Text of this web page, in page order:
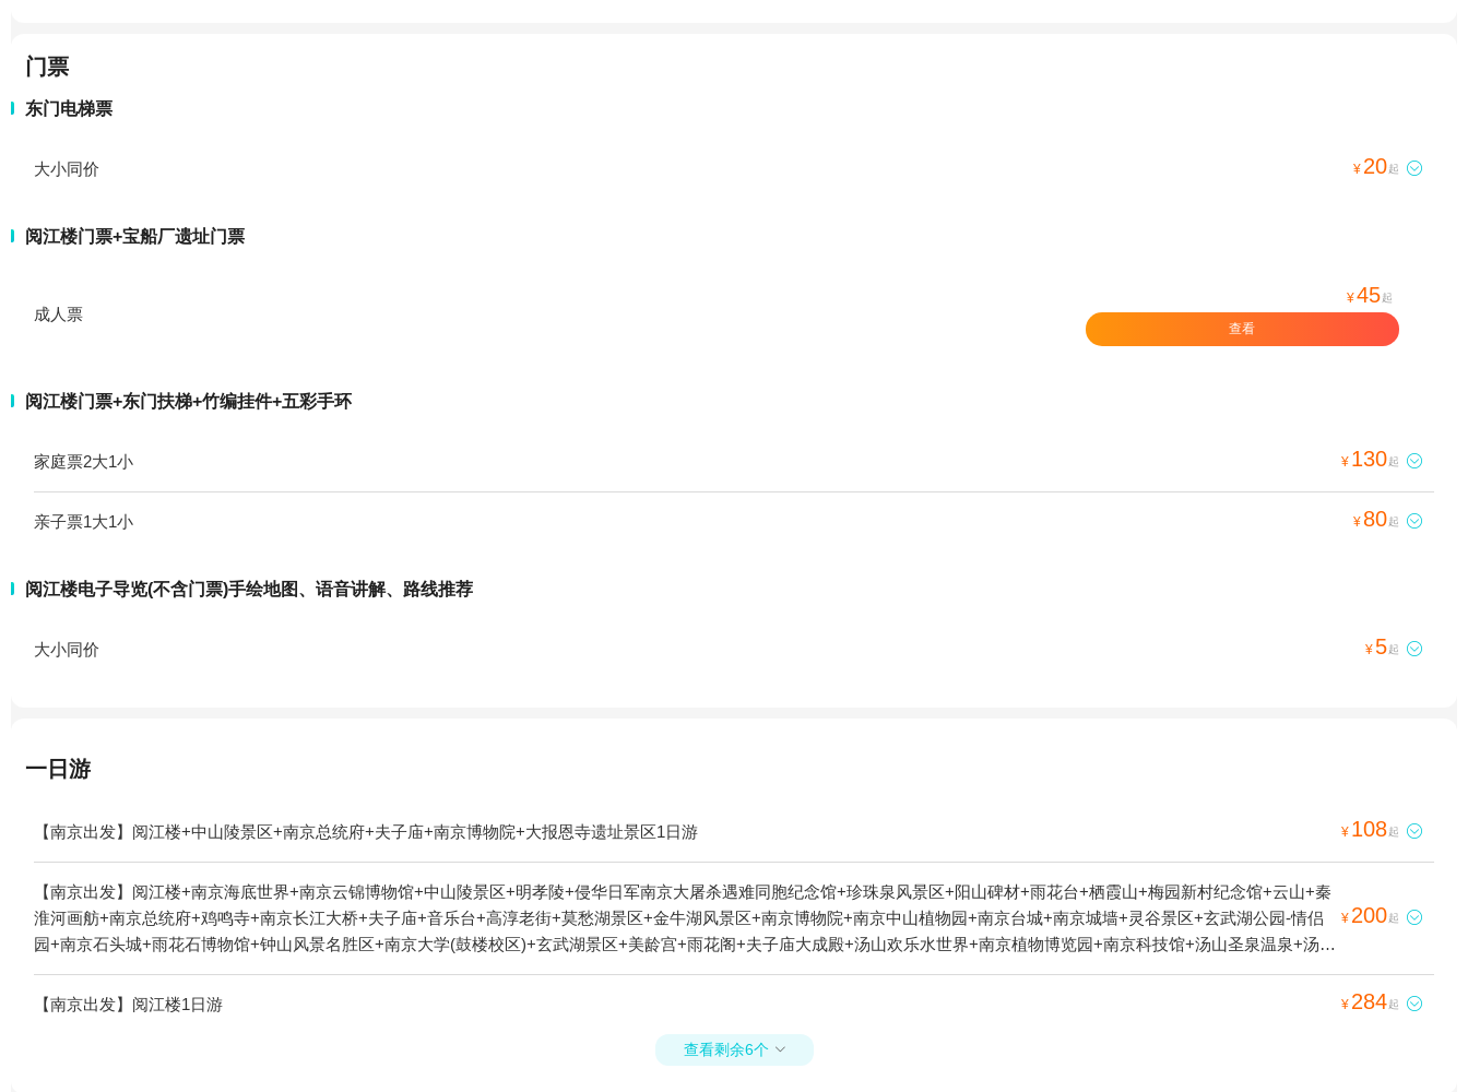
门票
东门电梯票
大小同价 ¥ 20起 
阅江楼门票+宝船厂遗址门票
成人票
¥45 起
查看
阅江楼门票+东门扶梯+竹编挂件+五彩手环
家庭票2大1小 ¥ 130起 
亲子票1大1小 ¥ 80起 
阅江楼电子导览(不含门票)手绘地图、语音讲解、路线推荐
大小同价 ¥ 5起 
一日游
【南京出发】阅江楼+中山陵景区+南京总统府+夫子庙+南京博物院+大报恩寺遗址景区1日游 ¥ 108起 
【南京出发】阅江楼+南京海底世界+南京云锦博物馆+中山陵景区+明孝陵+侵华日军南京大屠杀遇难同胞纪念馆+珍珠泉风景区+阳山碑材+雨花台+栖霞山+梅园新村纪念馆+云山+秦
淮河画舫+南京总统府+鸡鸣寺+南京长江大桥+夫子庙+音乐台+高淳老街+莫愁湖景区+金牛湖风景区+南京博物院+南京中山植物园+南京台城+南京城墙+灵谷景区+玄武湖公园-情侣
园+南京石头城+雨花石博物馆+钟山风景名胜区+南京大学(鼓楼校区)+玄武湖景区+美龄宫+雨花阁+夫子庙大成殿+汤山欢乐水世界+南京植物博览园+南京科技馆+汤山圣泉温泉+汤山
紫清湖旅游区+平山森林公园+红山森林动物园+南京冠军溜冰场+南京汤山海润温泉度假山庄+浦口珍珠泉野生动物生态园+雨花台烈士陵园+汤山古溶洞+牛首山文化旅游区+南京玄武
湖游船+汤山翠谷现代农业示范园+南京光阳大舞台+高淳国际慢城+南京汤山勐拉温泉+高淳非遗展示馆+新四军驻高淳办事处旧址+高淳国际慢城建峰农家乐+高淳国际慢城长春农家
+奔跑拓展乐园（玄武湖公园站）+奔跑拓展乐园（汤山地质公园站）+大报恩寺遗址景区+冶山国家矿山公园+南京明故宫遗址公园+夫子庙游船(泮池码头)+达摩古洞+玄武湖游船（阳
¥ 200起 
【南京出发】阅江楼1日游 ¥ 284起 
查看剩余6个 